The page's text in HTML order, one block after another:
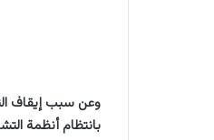
وعن سبب إيقاف
بانتظام أنظمة